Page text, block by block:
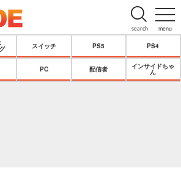
menu
search
スイッチ PS5 PS4
PC 配信者
インサイドちゃ
ん